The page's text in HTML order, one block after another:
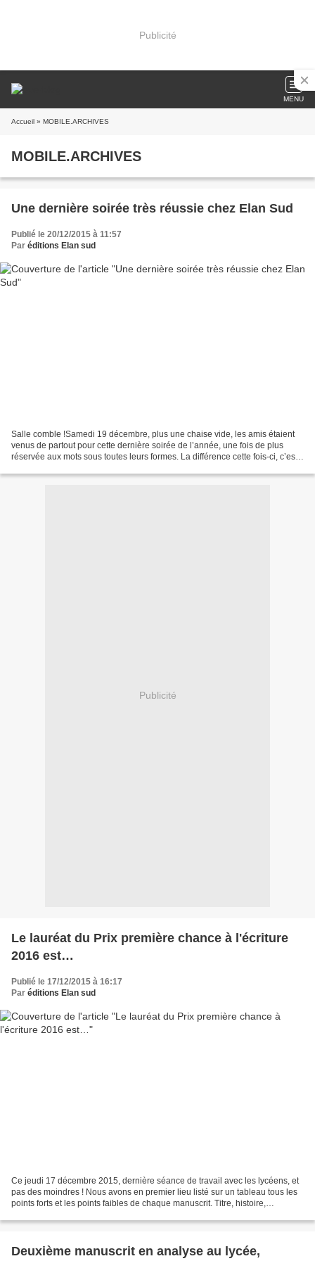
Publicité
MENU
Accueil » MOBILE.ARCHIVES
MOBILE.ARCHIVES
Une dernière soirée très réussie chez Elan Sud
Publié le 20/12/2015 à 11:57
Par éditions Elan sud
Salle comble !Samedi 19 décembre, plus une chaise vide, les amis étaient
venus de partout pour cette dernière soirée de l’année, une fois de plus
réservée aux mots sous toutes leurs formes. La différence cette fois-ci, c’est
Publicité
Le lauréat du Prix première chance à l'écriture
2016 est…
Publié le 17/12/2015 à 16:17
Par éditions Elan sud
Ce jeudi 17 décembre 2015, dernière séance de travail avec les lycéens, et
pas des moindres ! Nous avons en premier lieu listé sur un tableau tous les
points forts et les points faibles de chaque manuscrit. Titre, histoire,
Deuxième manuscrit en analyse au lycée,